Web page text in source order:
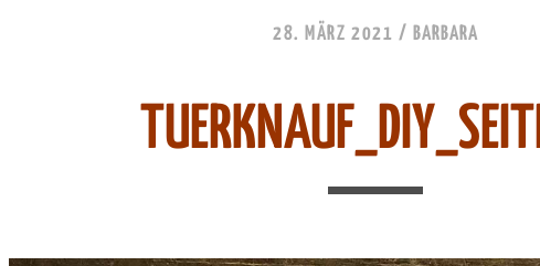
28. MÄRZ 2021 / BARBARA